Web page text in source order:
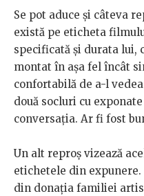
Se pot aduce și câteva
există pe eticheta
specificată și durata lui,
montat în așa fel încât
confortabilă de a-l
două socluri cu
conversația. Ar fi fost
Un alt reproș vizează
etichetele din
din donația familiei